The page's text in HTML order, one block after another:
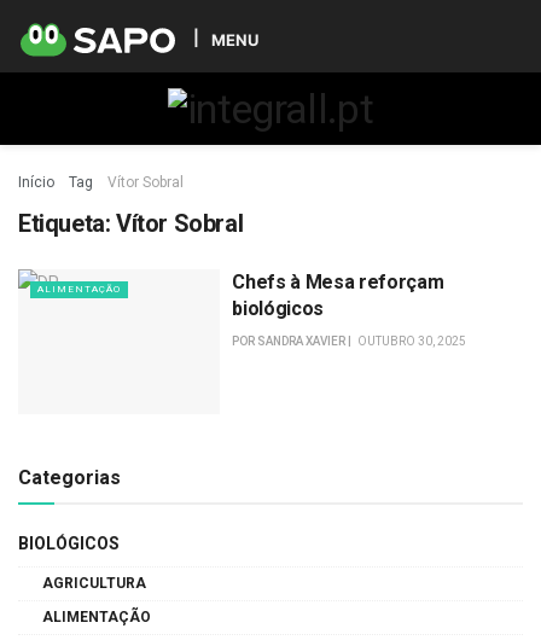
MENU
Início Tag Vítor Sobral
Etiqueta: Vítor Sobral
ALIMENTAÇÃO
Chefs à Mesa reforçam
biológicos
POR SANDRA XAVIER OUTUBRO 30, 2025
Categorias
BIOLÓGICOS
AGRICULTURA
ALIMENTAÇÃO